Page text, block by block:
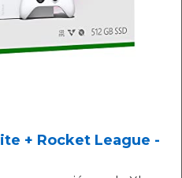
+ Rocket League -